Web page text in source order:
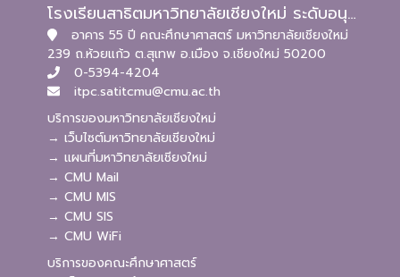
โรงเรียนสาธิตมหาวิทยาลัยเชียงใหม่ ระดับอนุบาลและประถมศึกษา
อาคาร 55 ปี คณะศึกษาศาสตร์ มหาวิทยาลัยเชียงใหม่
239 ถ.ห้วยแก้ว ต.สุเทพ อ.เมือง จ.เชียงใหม่ 50200
0-5394-4204
itpc.satitcmu@cmu.ac.th
บริการของมหาวิทยาลัยเชียงใหม่
→ เว็บไซต์มหาวิทยาลัยเชียงใหม่
→ แผนที่มหาวิทยาลัยเชียงใหม่
→ CMU Mail
→ CMU MIS
→ CMU SIS
→ CMU WiFi
บริการของคณะศึกษาศาสตร์